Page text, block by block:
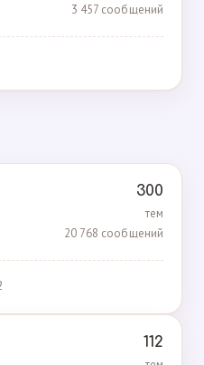
3 457 сообщений
300
тем
20 768 сообщений
112